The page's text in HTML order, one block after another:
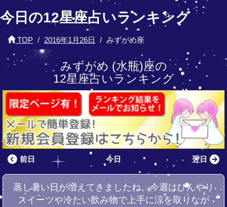
今日の12星座占いランキング
TOP 2016年1月26日 みずがめ座
みずがめ (水瓶)座の
12星座占いランキング
前日 今日 翌日
蒸し暑い日が増えてきましたね。今週はひんやり
スイーツや冷たい飲み物で上手に涼を取りなが